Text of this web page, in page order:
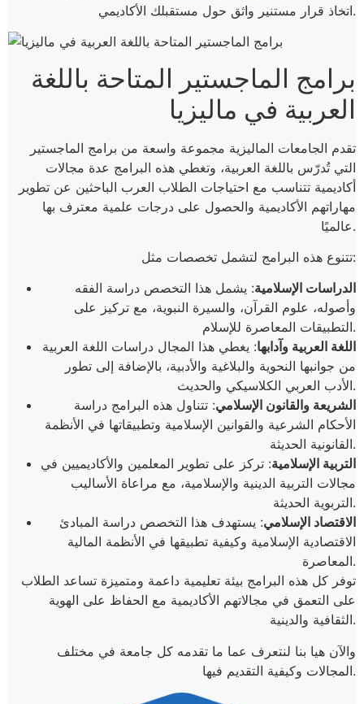
اتخاذ قرار مستنير واثق حول مستقبلك الأكاديمي.
برامج الماجستير المتاحة باللغة
العربية في ماليزيا
تقدم الجامعات الماليزية مجموعة واسعة من برامج الماجستير
التي تُدرّس باللغة العربية، وتغطي هذه البرامج عدة مجالات
أكاديمية تتناسب مع احتياجات الطلاب العرب الباحثين عن تطوير
مهاراتهم الأكاديمية والحصول على درجات علمية معترف بها
عالميًا.
تتنوع هذه البرامج لتشمل تخصصات مثل:
الدراسات الإسلامية: يشمل هذا التخصص دراسة الفقه
وأصوله، علوم القرآن، والسيرة النبوية، مع تركيز على
التطبيقات المعاصرة للإسلام.
اللغة العربية وآدابها: يغطي هذا المجال دراسات اللغة العربية
من جوانبها النحوية والبلاغية والأدبية، بالإضافة إلى تطور
الأدب العربي الكلاسيكي والحديث.
الشريعة والقانون الإسلامي: تتناول هذه البرامج دراسة
الأحكام الشرعية والقوانين الإسلامية وتطبيقاتها في الأنظمة
القانونية الحديثة.
التربية الإسلامية: تركز على تطوير المعلمين والأكاديميين في
مجالات التربية الدينية والإسلامية، مع مراعاة الأساليب
التربوية الحديثة.
الاقتصاد الإسلامي: يستهدف هذا التخصص دراسة المبادئ
الاقتصادية الإسلامية وكيفية تطبيقها في الأنظمة المالية
المعاصرة.
توفر كل هذه البرامج بيئة تعليمية داعمة ومتميزة تساعد الطلاب
على التعمق في مجالاتهم الأكاديمية مع الحفاظ على الهوية
الثقافية والدينية.
والآن هيا بنا لنتعرف عما ما تقدمه كل جامعة في مختلف
المجالات وكيفية التقديم فيها.